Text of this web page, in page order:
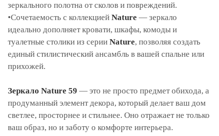
зеркального полотна от сколов и повреждений.
•Сочетаемость с коллекцией Nature — зеркало
идеально дополняет кровати, шкафы, комоды и
туалетные столики из серии Nature, позволяя создать
единый стилистический ансамбль в вашей спальне или
прихожей.
Зеркало Nature 59 — это не просто предмет обихода, а
продуманный элемент декора, который делает ваш дом
светлее, просторнее и стильнее. Оно отражает не только
ваш образ, но и заботу о комфорте интерьера.